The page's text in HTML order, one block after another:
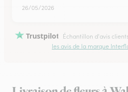
26/05/2026
Trustpilot Échantillon d'avis
les avis de la marque